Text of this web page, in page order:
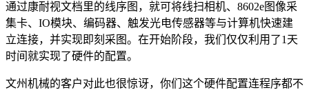
通过康耐视文档里的线序图，就可将线扫相机、8602e图像采
集卡、IO模块、编码器、触发光电传感器等与计算机快速建
立连接，并实现即刻采图。在开始阶段，我们仅仅利用了1天
时间就实现了硬件的配置。
文州机械的客户对此也很惊讶，你们这个硬件配置连程序都不